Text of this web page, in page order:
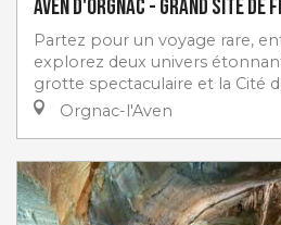
Aven d'Orgnac - Grand Site de
Partez pour un voyage rare,
explorez deux univers
grotte spectaculaire et la Cité
Orgnac-l'Aven